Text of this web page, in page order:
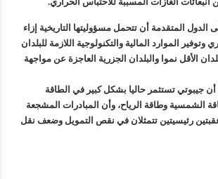
المتقدمة أن تتحمل مسؤوليتها التاريخية إزاء
وتوفير الموارد المالية والتكنولوجية اللازمة للبلدان
الأقل نموا والبلدان الجزرية العاجزة عن مواجهة
جيبوتي تستثمر حاليا بشكل كبير في الطاقة
الشمسية وطاقة الرياح، وأن المبادرات المشجعة
رئيسيتين تتمثلان في نقص التمويل وضعف نقل